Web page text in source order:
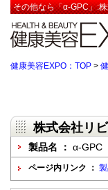
その他なら「α-GPC」:
健康美容EXPO：TOP >
株式会社リ
製品名 ： α-GPC
ページ内リンク ：